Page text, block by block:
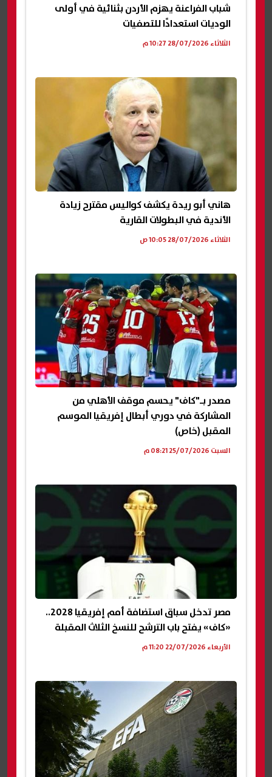
شباب الفراعنة يهزم الأردن بثنائية في أولى
الوديات استعدادًا للتصفيات
الثلاثاء 28/07/2026 10:27 م
هاني أبو ريدة يكشف كواليس مقترح زيادة
الأندية في البطولات القارية
الثلاثاء 28/07/2026 10:05 ص
مصدر بـ"كاف" يحسم موقف الأهلي من
المشاركة في دوري أبطال إفريقيا الموسم
المقبل (خاص)
السبت 25/07/2026 08:21 م
مصر تدخل سباق استضافة أمم إفريقيا 2028..
«كاف» يفتح باب الترشح للنسخ الثلاث المقبلة
الأربعاء 22/07/2026 11:20 م